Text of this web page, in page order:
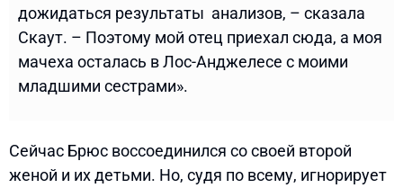
дожидаться результаты анализов, – сказала
Скаут. – Поэтому мой отец приехал сюда, а моя
мачеха осталась в Лос-Анджелесе с моими
младшими сестрами».
Сейчас Брюс воссоединился со своей второй
женой и их детьми. Но, судя по всему, игнорирует